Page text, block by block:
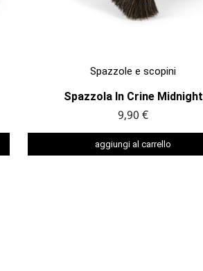
Spazzole e scopini
Spazzola In Crine Midnight
9,90 €
aggiungi al carrello
ANTEPRIMA